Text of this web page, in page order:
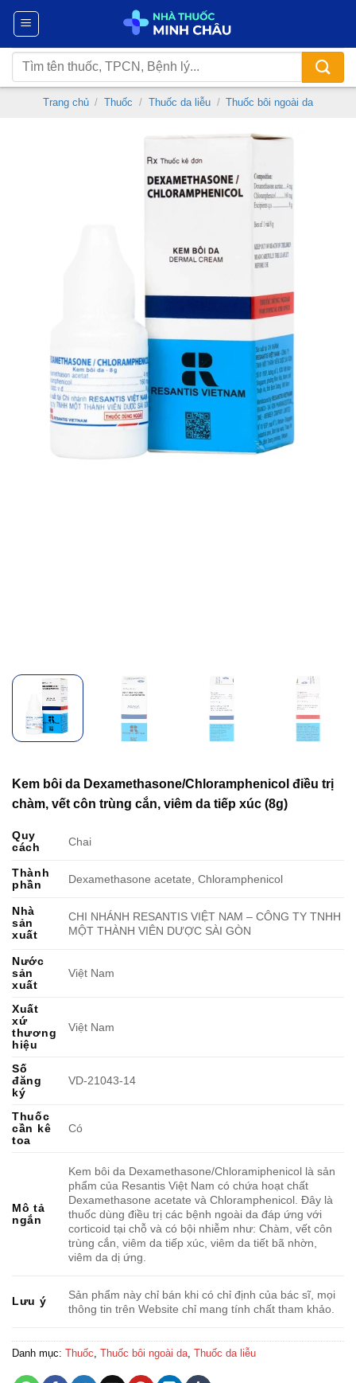
Chuyển
nội
dung
Tìm
kiếm:
Trang chủ / Thuốc / Thuốc da liễu / Thuốc bôi ngoài da
Kem bôi da Dexamethasone/Chloramphenicol điều trị
chàm, vết côn trùng cắn, viêm da tiếp xúc (8g)
Quy
cách
Chai
Thành
phần
Dexamethasone acetate, Chloramphenicol
Nhà
sản
xuất
CHI NHÁNH RESANTIS VIỆT NAM – CÔNG TY TNHH
MỘT THÀNH VIÊN DƯỢC SÀI GÒN
Nước
sản
xuất
Việt Nam
Xuất
xứ
thương
hiệu
Việt Nam
Số
đăng
ký
VD-21043-14
Thuốc
cần kê
toa
Có
Mô tả
ngắn
Kem bôi da Dexamethasone/Chloramiphenicol là sản
phẩm của Resantis Việt Nam có chứa hoạt chất
Dexamethasone acetate và Chloramphenicol. Đây là
thuốc dùng điều trị các bệnh ngoài da đáp ứng với
corticoid tại chỗ và có bội nhiễm như: Chàm, vết côn
trùng cắn, viêm da tiếp xúc, viêm da tiết bã nhờn,
viêm da dị ứng.
Lưu ý
Sản phẩm này chỉ bán khi có chỉ định của bác sĩ, mọi
thông tin trên Website chỉ mang tính chất tham khảo.
Danh mục: Thuốc Thuốc bôi ngoài da Thuốc da liễu